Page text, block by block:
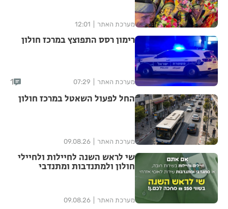
מערכת האתר 12:01
רימון רסס התפוצץ במרכז חולון
מערכת האתר 07:29
1
החל לפעול השאטל במרכז חולון
מערכת האתר 09.08.26
שי לראש השנה לחיילות ולחיילי
חולון ולמתנדבות ומתנדבי
מערכת האתר 09.08.26